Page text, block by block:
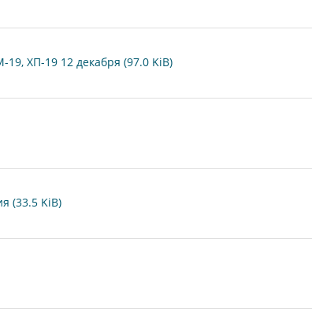
ХП-19 12 декабря (97.0 KiB)
(33.5 KiB)